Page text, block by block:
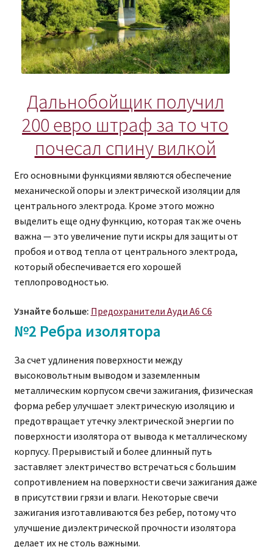
Дальнобойщик получил
200 евро штраф за то что
почесал спину вилкой
Его основными функциями являются обеспечение
механической опоры и электрической изоляции для
центрального электрода. Кроме этого можно
выделить еще одну функцию, которая так же очень
важна — это увеличение пути искры для защиты от
пробоя и отвод тепла от центрального электрода,
который обеспечивается его хорошей
теплопроводностью.
Узнайте больше: Предохранители Ауди A6 C6
№2 Ребра изолятора
За счет удлинения поверхности между
высоковольтным выводом и заземленным
металлическим корпусом свечи зажигания, физическая
форма ребер улучшает электрическую изоляцию и
предотвращает утечку электрической энергии по
поверхности изолятора от вывода к металлическому
корпусу. Прерывистый и более длинный путь
заставляет электричество встречаться с большим
сопротивлением на поверхности свечи зажигания даже
в присутствии грязи и влаги. Некоторые свечи
зажигания изготавливаются без ребер, потому что
улучшение диэлектрической прочности изолятора
делает их не столь важными.